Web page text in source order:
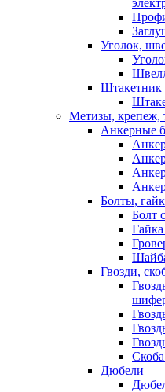
Уголок,
Штакетник
Метизы, крепеж,
Анкерные
Болты,
Болт
Гвозди,
Дюбели